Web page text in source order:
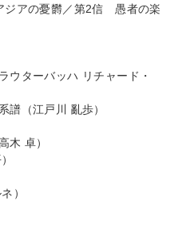
アの憂欝／第2信 愚者の楽
ウターバッハ リチャード・
譜（江戸川 亂歩）
木 卓）
）